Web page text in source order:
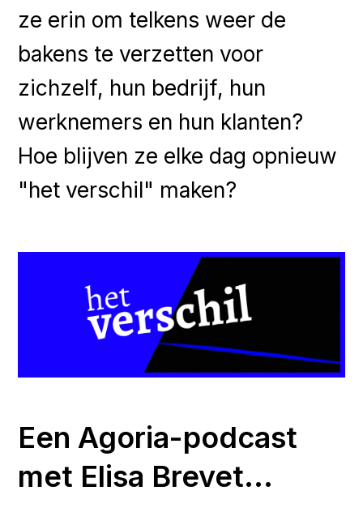
ze erin om telkens weer de
bakens te verzetten voor
zichzelf, hun bedrijf, hun
werknemers en hun klanten?
Hoe blijven ze elke dag opnieuw
"het verschil" maken?
Een Agoria-podcast
met Elisa Brevet...